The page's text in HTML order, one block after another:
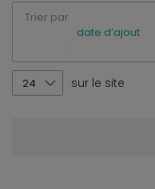
Trier par
:
date d’ajout
24 sur le site